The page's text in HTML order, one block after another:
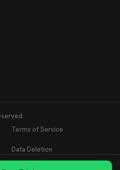
Terms of Service
Data Deletion
by, or sponsored by WhatsApp LLC or